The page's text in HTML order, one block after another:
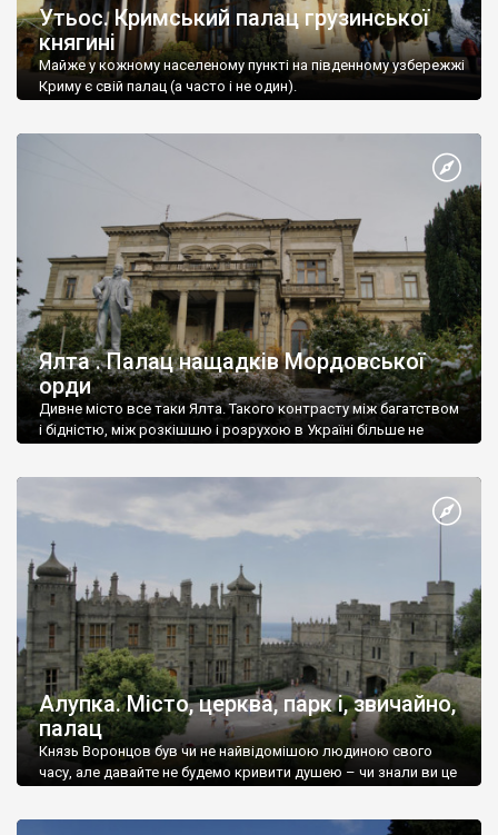
Утьос. Кримський палац грузинської
княгині
Майже у кожному населеному пункті на південному узбережжі
Криму є свій палац (а часто і не один).
Ялта . Палац нащадків Мордовської
орди
Дивне місто все таки Ялта. Такого контрасту між багатством
і бідністю, між розкішшю і розрухою в Україні більше не
Алупка. Місто, церква, парк і, звичайно,
палац
Князь Воронцов був чи не найвідомішою людиною свого
часу, але давайте не будемо кривити душею – чи знали ви це